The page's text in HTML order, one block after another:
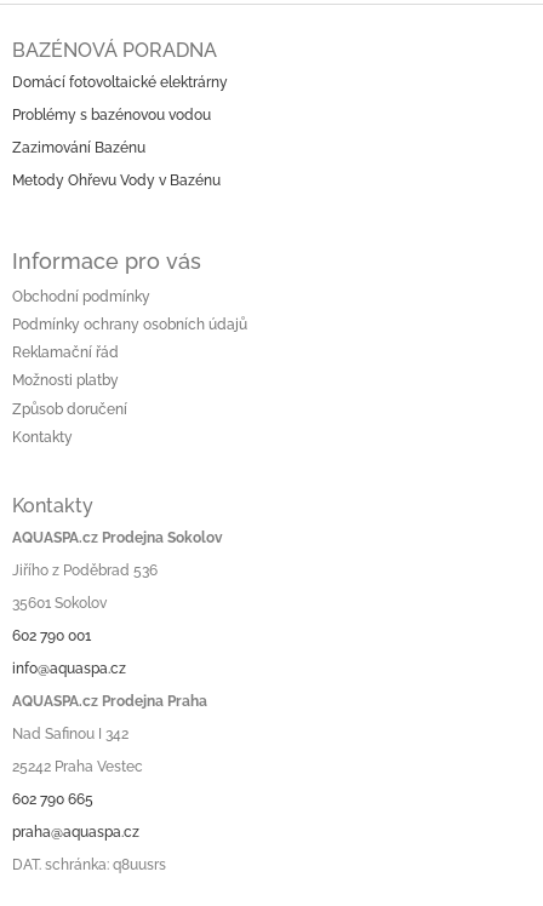
BAZÉNOVÁ PORADNA
Domácí fotovoltaické elektrárny
Problémy s bazénovou vodou
Zazimování Bazénu
Metody Ohřevu Vody v Bazénu
Informace pro vás
Obchodní podmínky
Podmínky ochrany osobních údajů
Reklamační řád
Možnosti platby
Způsob doručení
Kontakty
Kontakty
AQUASPA.cz Prodejna Sokolov
Jiřího z Poděbrad 536
35601 Sokolov
602 790 001
info@aquaspa.cz
AQUASPA.cz Prodejna Praha
Nad Safinou I 342
25242 Praha Vestec
602 790 665
praha@aquaspa.cz
DAT. schránka: q8uusrs